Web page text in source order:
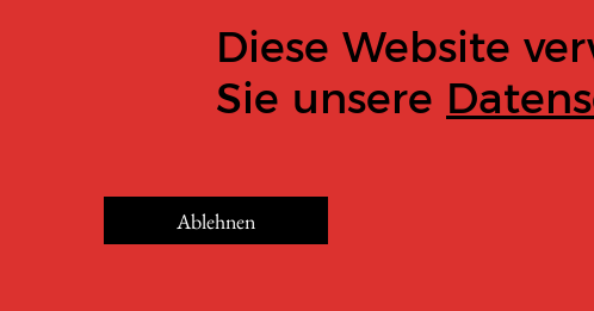
Diese Website
Sie unsere
Ablehnen